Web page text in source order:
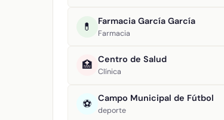
💊 Farmacia García García
Farmacia
🏥 Centro de Salud
Clínica
⚽ Campo Municipal de Fútbol
deporte